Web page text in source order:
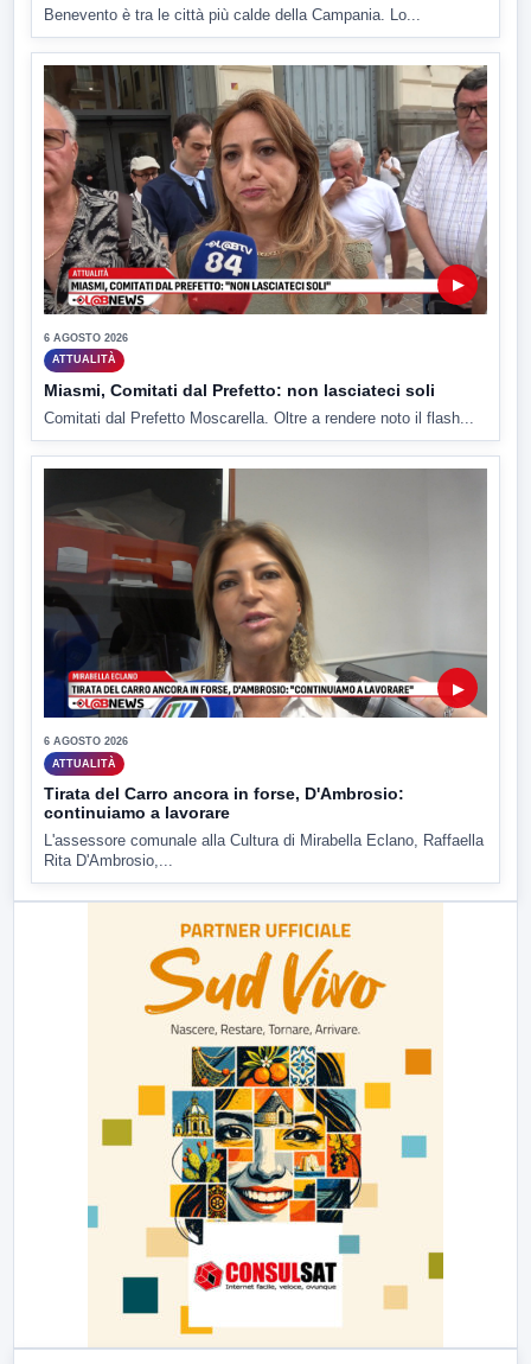
Benevento è tra le città più calde della Campania. Lo...
▶
6 AGOSTO 2026
ATTUALITÀ
Miasmi, Comitati dal Prefetto: non lasciateci soli
Comitati dal Prefetto Moscarella. Oltre a rendere noto il flash...
▶
6 AGOSTO 2026
ATTUALITÀ
Tirata del Carro ancora in forse, D'Ambrosio:
continuiamo a lavorare
L'assessore comunale alla Cultura di Mirabella Eclano, Raffaella
Rita D'Ambrosio,...